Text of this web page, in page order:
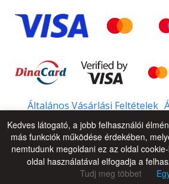
Általános Vásárlási Feltételek
© 2026 - All Rights Reserved
Kedves látogató, a jobb felhasználói
más funkciók működése érdekében,
nemtudunk megoldani ez az oldal
oldal használatával elfogadja a
Tudj meg többet